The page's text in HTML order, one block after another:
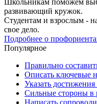
Школьникам поможем
развивающий кружок.
Студентам и взрослым -
свое дело.
Подробнее о
Популярное
Правильно
Описать ключевые
Указать
Сильные стороны в